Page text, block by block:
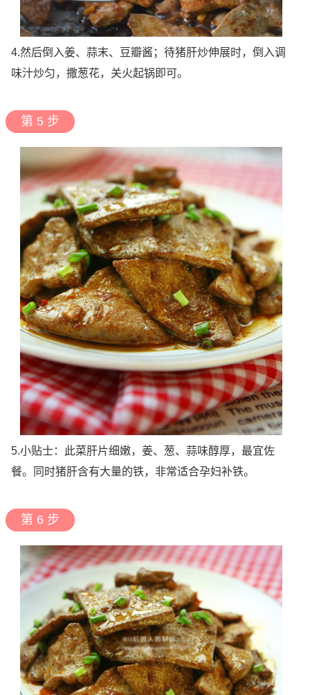
4.然后倒入姜、蒜末、豆瓣酱；待猪肝炒伸展时，倒入调
味汁炒匀，撒葱花，关火起锅即可。
第 5 步
5.小贴士：此菜肝片细嫩，姜、葱、蒜味醇厚，最宜佐
餐。同时猪肝含有大量的铁，非常适合孕妇补铁。
第 6 步